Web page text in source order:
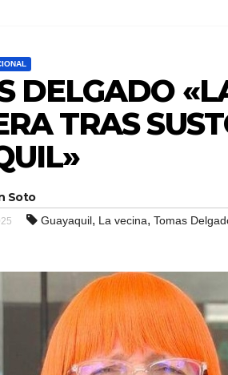
DELGADO
TRAS
Soto
Guayaquil, La vecina, Tomas